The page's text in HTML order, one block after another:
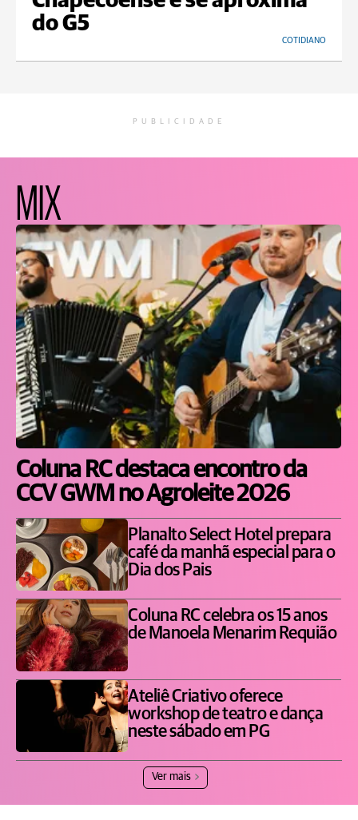
do G5
COTIDIANO
PUBLICIDADE
MIX
Coluna RC destaca encontro da
CCV GWM no Agroleite 2026
Planalto Select Hotel prepara
café da manhã especial para o
Dia dos Pais
Coluna RC celebra os 15 anos
de Manoela Menarim Requião
Ateliê Criativo oferece
workshop de teatro e dança
neste sábado em PG
Ver mais